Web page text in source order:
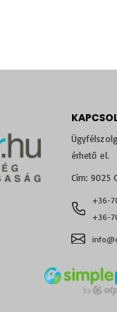
érhető el.
Cím: 9025
+36-
+36-